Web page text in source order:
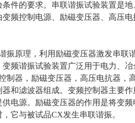
件的要求。串联谐振试验装置是
频控制电源、励磁变压器、高压电
振原理，利用励磁变压器激发串
频谐振试验装置广泛用于电力、
制器，励磁变压器，高压电抗器
和滤波器组成。变频控制器主要
电源。励磁变压器的作用是将变
它与被试品CX发生串联谐振。